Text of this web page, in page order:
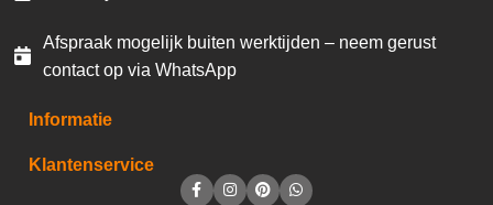
Afspraak mogelijk buiten werktijden – neem gerust
contact op via WhatsApp
Informatie
Klantenservice